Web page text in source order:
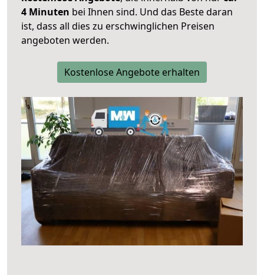
4 Minuten bei Ihnen sind. Und das Beste daran
ist, dass all dies zu erschwinglichen Preisen
angeboten werden.
Kostenlose Angebote erhalten